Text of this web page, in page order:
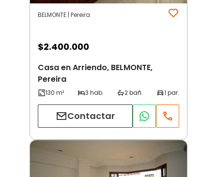
BELMONTE | Pereira
$2.400.000
Casa en Arriendo, BELMONTE,
Pereira
Contactar